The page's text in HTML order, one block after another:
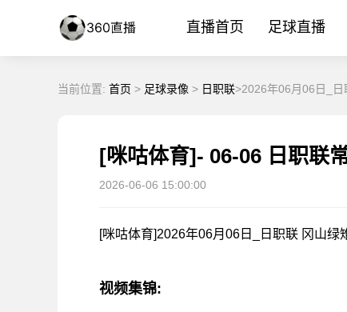
直播首页 足球直播
当前位置: 首页 > 足球录像 > 日职联>2026年06月06日_日
2026-06-06 15:00:00
[咪咕体育]2026年06月06日_日职联 冈山绿
视频集锦: